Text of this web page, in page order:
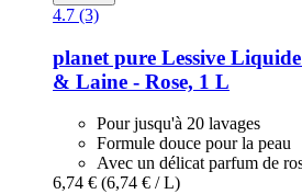
4.7 (3)
planet pure Lessive
& Laine -​ Rose, 1 L
Pour jusqu'à 20 lavages
Formule douce pour la peau
Avec un délicat parfum de
6,74 € (6,74 € / L)